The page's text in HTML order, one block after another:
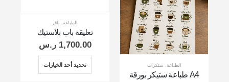
الطباعة, ستكرات
A4 طباعة ستيكر بورقة
الطباعة, تاقز
تعليقة باب بلاستيك
1,700.00 ر.س
تحديد أحد الخيارات